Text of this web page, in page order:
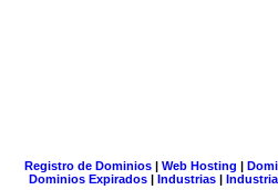
Registro de Dominios| Web Hosting |
Dominios Expirados | Industrias |